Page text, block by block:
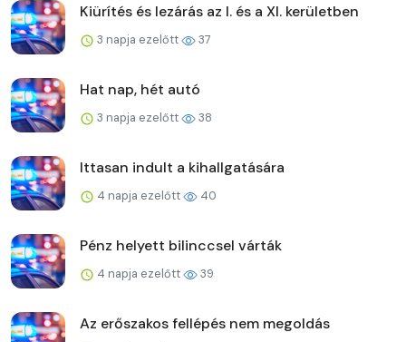
Kiürítés és lezárás az I. és a XI. kerületben
3 napja ezelőtt 37
Hat nap, hét autó
3 napja ezelőtt 38
Ittasan indult a kihallgatására
4 napja ezelőtt 40
Pénz helyett bilinccsel várták
4 napja ezelőtt 39
Az erőszakos fellépés nem megoldás